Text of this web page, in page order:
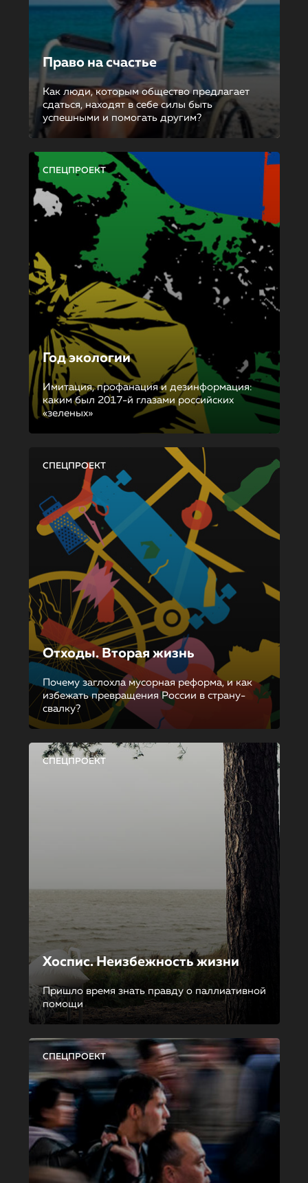
Право на счастье
Как люди, которым общество предлагает
сдаться, находят в себе силы быть
успешными и помогать другим?
СПЕЦПРОЕКТ
Год экологии
Имитация, профанация и дезинформация:
каким был 2017-й глазами российских
«зеленых»
СПЕЦПРОЕКТ
Отходы. Вторая жизнь
Почему заглохла мусорная реформа, и как
избежать превращения России в страну-
свалку?
СПЕЦПРОЕКТ
Хоспис. Неизбежность жизни
Пришло время знать правду о паллиативной
помощи
СПЕЦПРОЕКТ